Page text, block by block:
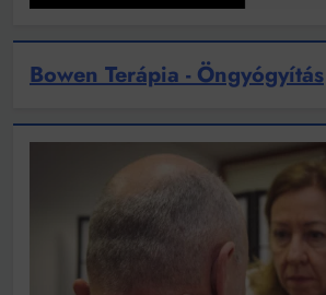
Bowen Terápia - Öngyógyítás